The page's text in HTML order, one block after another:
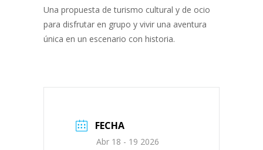
Una propuesta de turismo cultural y de ocio
para disfrutar en grupo y vivir una aventura
única en un escenario con historia.
FECHA
Abr 18 - 19 2026